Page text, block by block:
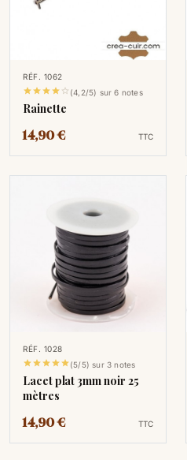
RÉF. 1062
  (4,2/5) sur 6 notes
Rainette
14,90 € TTC
RÉF. 1028
(5/5) sur 3 notes
Lacet plat 3mm noir 25
mètres
14,90 € TTC